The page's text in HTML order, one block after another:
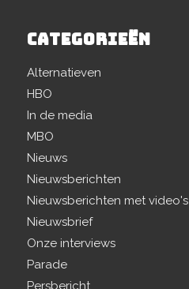
CATEGORIEËN
Alternatieven
HBO
In de media
MBO
Nieuws
Nieuwsberichten
Nieuwsberichten met video's
Nieuwsbrief
Onze interviews
Parade
Persbericht